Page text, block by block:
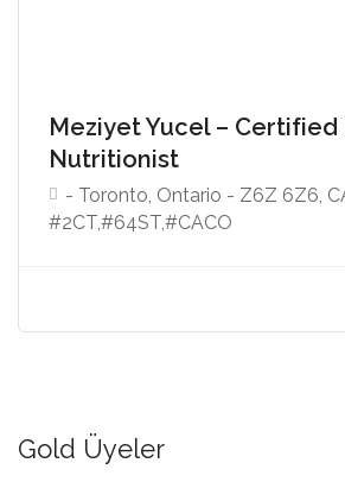
Meziyet Yucel –
Nutritionist
- Toronto, Ontario - Z6Z 6Z6,
#2CT,#64ST,#CACO
Gold Üyeler